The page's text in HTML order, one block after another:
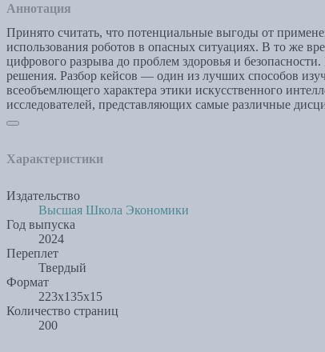
Аннотация
Принято считать, что потенциальные выгоды от
использования роботов в опасных ситуациях. В то же
цифрового разрыва до проблем здоровья и
решения. Разбор кейсов — один из лучших способов
всеобъемлющего характера этики искусственного
исследователей, представляющих самые различные
Характеристики
Издательство
Высшая Школа Экономики
Год выпуска
2024
Переплет
Твердый
Формат
223x135x15
Количество страниц
200